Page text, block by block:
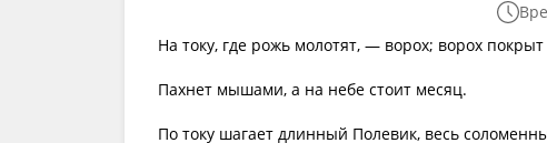
На току, где рожь молотят, — ворох; ворох
Пахнет мышами, а на небе стоит месяц.
По току шагает длинный Полевик, весь